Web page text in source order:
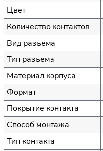
Цвет
Количество контактов
Вид разъема
Тип разъема
Материал корпуса
Формат
Покрытие контакта
Способ монтажа
Тип контакта